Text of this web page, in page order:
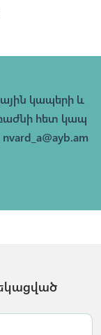
կապերի և
բաժնի հետ կապ
nvard_a@ayb.am